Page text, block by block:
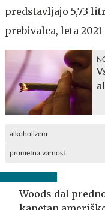
predstavljajo 5,73
prebivalca, leta
alkoholizem
prometna varnost
Woods dal